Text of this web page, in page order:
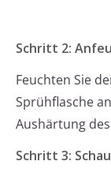
Schritt 2:
Feuchten Sie
Sprühflasche
Aushärtung
Schritt 3: